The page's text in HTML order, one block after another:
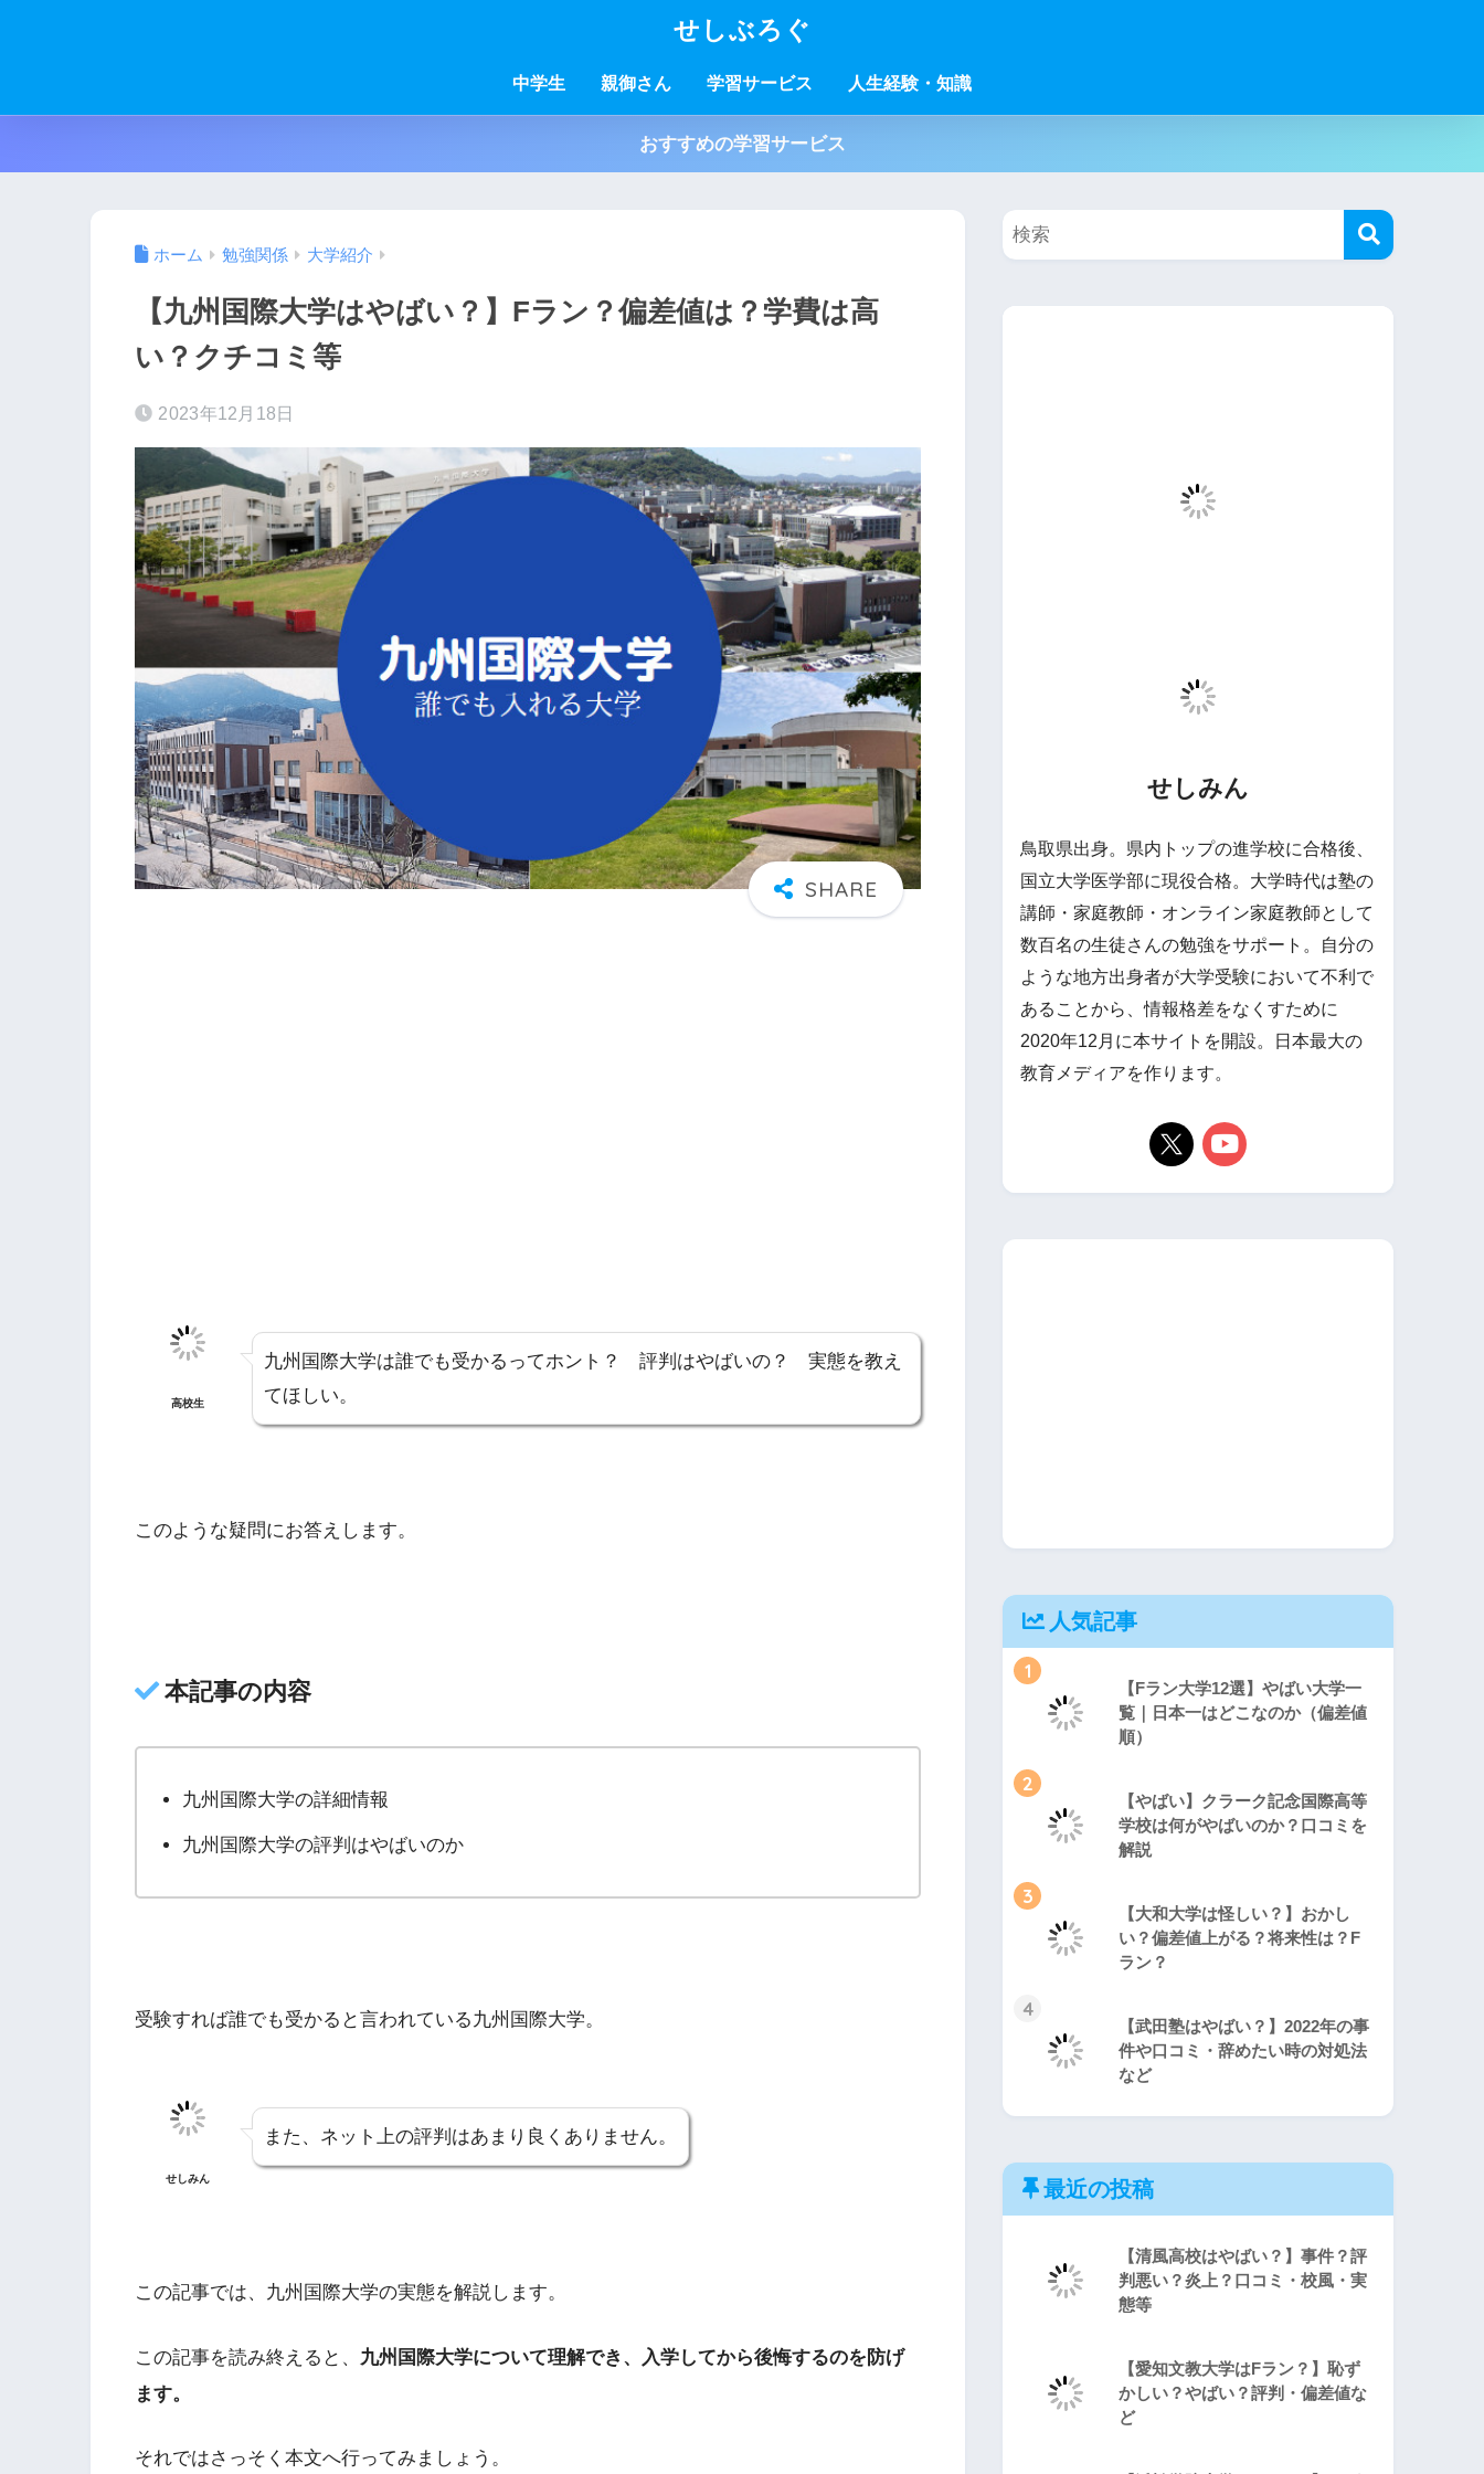
せしぶろぐ
中学生 親御さん 学習サービス 人生経験・知識
おすすめの学習サービス
ホーム 勉強関係 大学紹介
【九州国際大学はやばい？】Fラン？偏差値は？学費は高
い？クチコミ等
2023年12月18日
高校生
九州国際大学は誰でも受かるってホント？ 評判はやばいの？ 実態を教え
てほしい。
このような疑問にお答えします。
本記事の内容
九州国際大学の詳細情報
九州国際大学の評判はやばいのか
受験すれば誰でも受かると言われている九州国際大学。
せしみん
また、ネット上の評判はあまり良くありません。
この記事では、九州国際大学の実態を解説します。
この記事を読み終えると、 九州国際大学について理解でき、入学してから後悔するのを防げ
ます。
それではさっそく本文へ行ってみましょう。
せしみん
鳥取県出身。県内トップの進学校に合格後、
国立大学医学部に現役合格。大学時代は塾の
講師・家庭教師・オンライン家庭教師として
数百名の生徒さんの勉強をサポート。自分の
ような地方出身者が大学受験において不利で
あることから、情報格差をなくすために
2020年12月に本サイトを開設。日本最大の
教育メディアを作ります。
人気記事
1
【Fラン大学12選】やばい大学一
覧｜日本一はどこなのか（偏差値
順）
2
【やばい】クラーク記念国際高等
学校は何がやばいのか？口コミを
解説
3
【大和大学は怪しい？】おかし
い？偏差値上がる？将来性は？F
ラン？
4
【武田塾はやばい？】2022年の事
件や口コミ・辞めたい時の対処法
など
最近の投稿
【清風高校はやばい？】事件？評
判悪い？炎上？口コミ・校風・実
態等
【愛知文教大学はFラン？】恥ず
かしい？やばい？評判・偏差値な
ど